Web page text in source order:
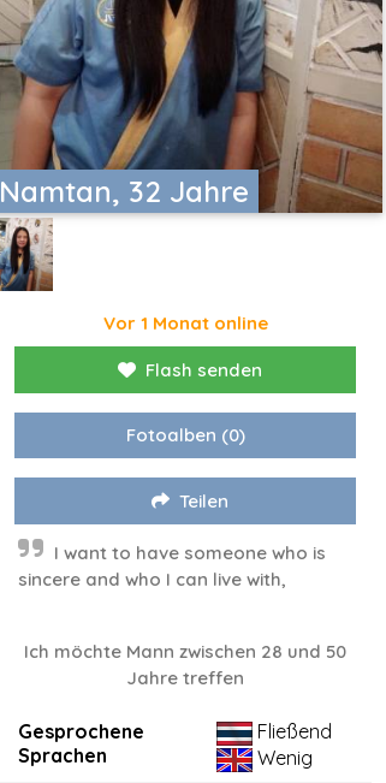
Namtan, 32 Jahre
Vor 1 Monat online
Flash senden
Fotoalben (0)
Teilen
I want to have someone who is
sincere and who I can live with,
Ich möchte Mann zwischen 28 und 50
Jahre treffen
Gesprochene
Sprachen
Fließend
Wenig